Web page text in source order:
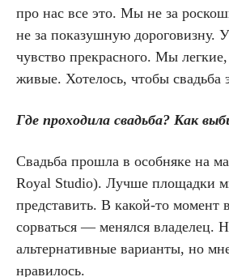
про нас все это. Мы не за
не за показушную дороговизну.
чувство прекрасного. Мы
живые. Хотелось, чтобы свадьба
Где проходила свадьба? Как
Свадьба прошла в особняке на
Royal Studio). Лучше площадки
представить. В какой-то момент
сорваться — менялся владелец.
альтернативные варианты, но
нравилось.